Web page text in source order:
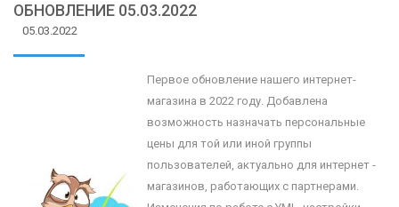
ОБНОВЛЕНИЕ 05.03.2022
05.03.2022
Первое обновление нашего интернет-
магазина в 2022 году. Добавлена
возможность назначать персональные
цены для той или иной группы
пользователей, актуально для интернет -
магазинов, работающих с партнерами.